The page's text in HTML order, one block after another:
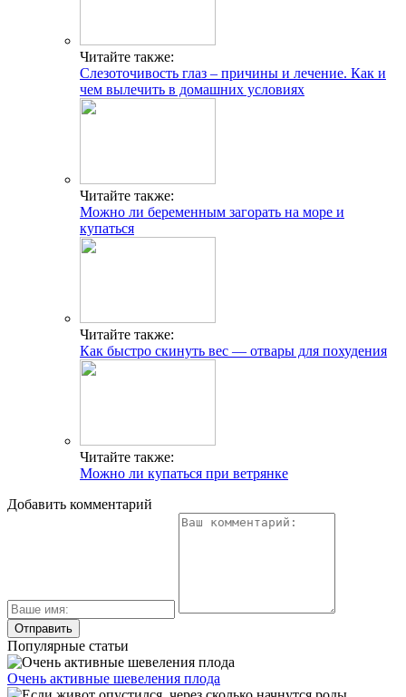
Читайте также:
Слезоточивость глаз – причины и лечение. Как и
чем вылечить в домашних условиях
Читайте также:
Можно ли беременным загорать на море и
купаться
Читайте также:
Как быстро скинуть вес — отвары для похудения
Читайте также:
Можно ли купаться при ветрянке
Добавить комментарий
Популярные статьи
Очень активные шевеления плода